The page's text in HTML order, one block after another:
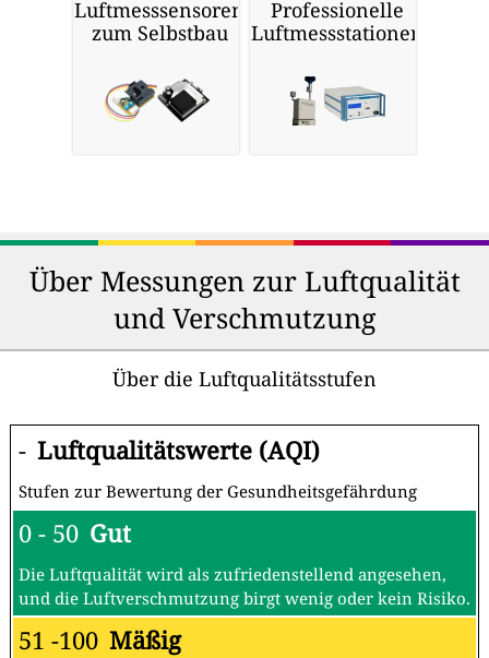
Luftmesssensoren
zum Selbstbau
Professionelle
Luftmessstationen
Über Messungen zur Luftqualität
und Verschmutzung
Über die Luftqualitätsstufen
- Luftqualitätswerte (AQI)
Stufen zur Bewertung der Gesundheitsgefährdung
0 - 50 Gut
Die Luftqualität wird als zufriedenstellend angesehen,
und die Luftverschmutzung birgt wenig oder kein Risiko.
51 -100 Mäßig